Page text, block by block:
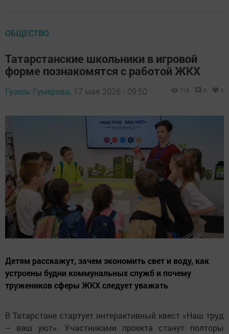
ОБЩЕСТВО
Татарстанские школьники в игровой
форме познакомятся с работой ЖКХ
Гузель Гумерова, 17 мая 2026 - 09:50 719 0 0
Детям расскажут, зачем экономить свет и воду, как
устроены будни коммунальных служб и почему
тружеников сферы ЖКХ следует уважать
В Татарстане стартует интерактивный квест «Наш труд
– ваш уют». Участниками проекта станут полторы